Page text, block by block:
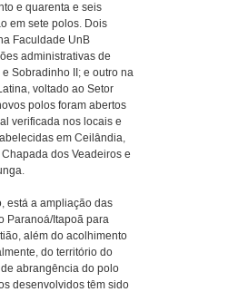
e quarenta e seis
em sete polos. Dois
Faculdade UnB
administrativas de
Sobradinho II; e outro na
voltado ao Setor
polos foram abertos
verificada nos locais e
em Ceilândia,
dos Veadeiros e
está a ampliação das
Paranoá/Itapoã para
além do acolhimento
do território do
abrangência do polo
desenvolvidos têm sido